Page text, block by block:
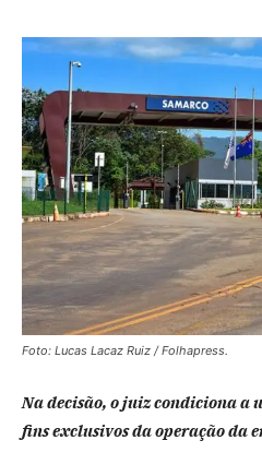
Foto: Lucas Lacaz Ruiz / Folhapress.
Na decisão, o juiz condiciona a
fins exclusivos da operação da